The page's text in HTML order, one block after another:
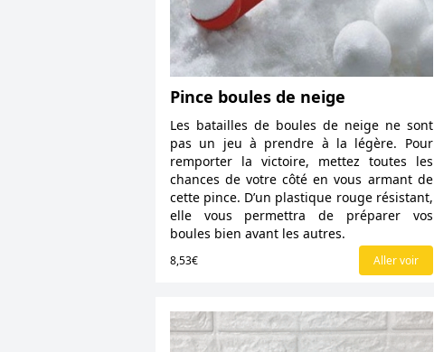
Pince boules de neige
Les batailles de boules de neige ne sont
pas un jeu à prendre à la légère. Pour
remporter la victoire, mettez toutes les
chances de votre côté en vous armant de
cette pince. D’un plastique rouge résistant,
elle vous permettra de préparer vos
boules bien avant les autres.
8,53€ Aller voir